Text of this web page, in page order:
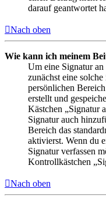
darauf geantwortet
Nach oben
Wie kann ich meinem
Um eine Signatur
zunächst eine
persönlichen
erstellt und
Kästchen „Signatur
Signatur auch
Bereich das
aktivierst. Wenn du
Signatur verfassen
Kontrollkästchen
Nach oben